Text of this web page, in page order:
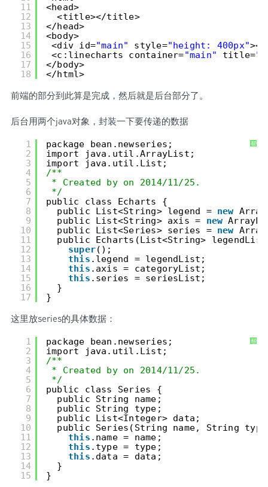
11
12
13
14
15
16
17
18
<head>
<title></title>
</head>
<body>
<div id="main" style="height: 400px"
<c:linecharts container="main" title="
</body>
</html>
前端的部分到此算是完成，然后就是后台部分了。
后台用两个java对象，封装一下要传递的数据
帮
1
2
3
4
5
6
7
8
9
10
11
12
13
14
15
16
17
package bean.newseries;
import java.util.ArrayList;
import java.util.List;
/**
* Created by on 2014/11/25.
*/
public class Echarts {
public List<String> legend = new
public List<String> axis = new
public List<Series> series = new
public Echarts(List<String>
super();
this .legend = legendList;
this .axis = categoryList;
this .series = seriesList;
}
}
这里放series的具体数据：
帮
1
2
3
4
5
6
7
8
9
10
11
12
13
14
15
package bean.newseries;
import java.util.List;
/**
* Created by on 2014/11/25.
*/
public class Series {
public String name;
public String type;
public List<Integer> data;
public Series(String name, String
this .name = name;
this .type = type;
this .data = data;
}
}